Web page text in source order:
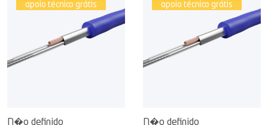
apoio técnico grátis
N�o definido
apoio técnico grátis
N�o definido